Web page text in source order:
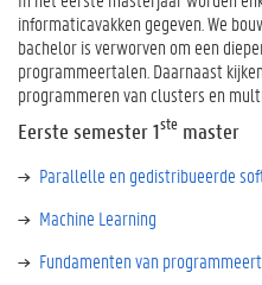
informaticavakken gegeven. We
bachelor is verworven om een
programmeertalen. Daarnaast
programmeren van clusters en
Eerste semester 1ste master
Parallelle en gedistribueerde
Machine Learning
Fundamenten van